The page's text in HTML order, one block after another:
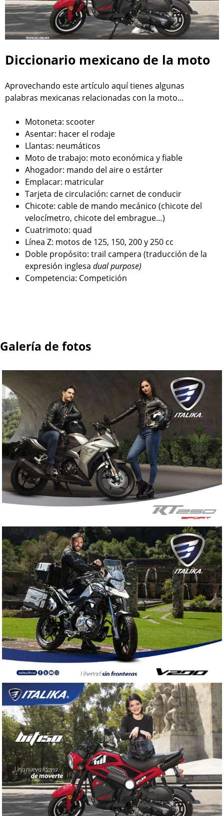
Diccionario mexicano de la moto
Aprovechando este artículo aquí tienes algunas
palabras mexicanas relacionadas con la moto...
Motoneta: scooter
Asentar: hacer el rodaje
Llantas: neumáticos
Moto de trabajo: moto económica y fiable
Ahogador: mando del aire o estárter
Emplacar: matricular
Tarjeta de circulación: carnet de conducir
Chicote: cable de mando mecánico (chicote del
velocímetro, chicote del embrague…)
Cuatrimoto: quad
Línea Z: motos de 125, 150, 200 y 250 cc
Doble propósito: trail campera (traducción de la
expresión inglesa dual purpose)
Competencia: Competición
Galería de fotos